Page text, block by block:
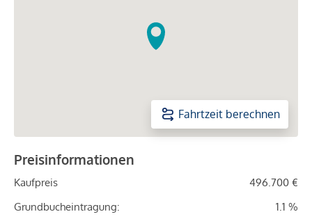
Fahrtzeit berechnen
Preisinformationen
Kaufpreis
496.700 €
Grundbucheintragung:
1.1 %